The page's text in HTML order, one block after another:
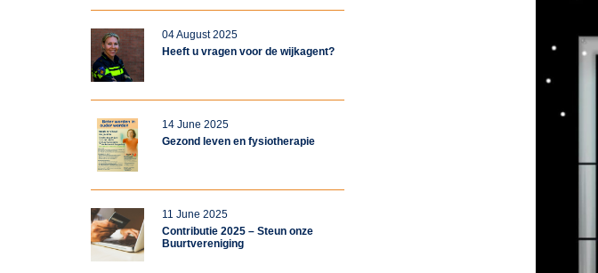
04 August 2025
Heeft u vragen voor de wijkagent?
14 June 2025
Gezond leven en fysiotherapie
11 June 2025
Contributie 2025 – Steun onze
Buurtvereniging